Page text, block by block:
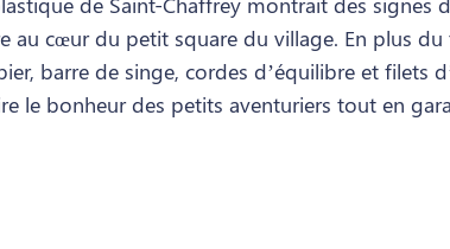
au cœur du petit square du village. En plus
barre de singe, cordes d’équilibre et filets
le bonheur des petits aventuriers tout en